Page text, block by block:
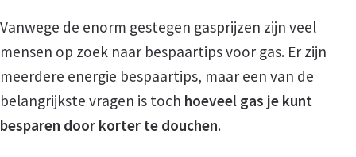
Wij zoeken jou
Wordt ook vrijwilliger
Vanwege de enorm gestegen gasprijzen zijn veel
mensen op zoek naar bespaartips voor gas. Er zijn
meerdere energie bespaartips, maar een van de
belangrijkste vragen is toch hoeveel gas je kunt
besparen door korter te douchen.